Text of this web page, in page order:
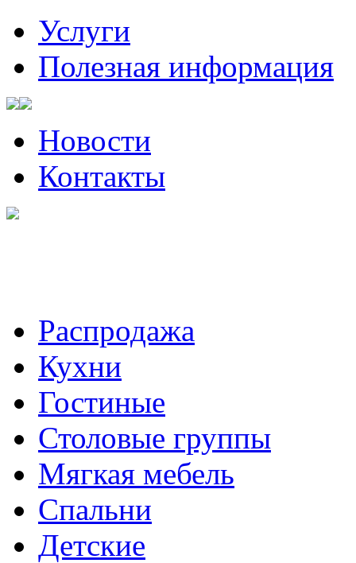
Услуги
Полезная информация
Новости
Контакты
Распродажа
Кухни
Гостиные
Столовые группы
Мягкая мебель
Спальни
Детские